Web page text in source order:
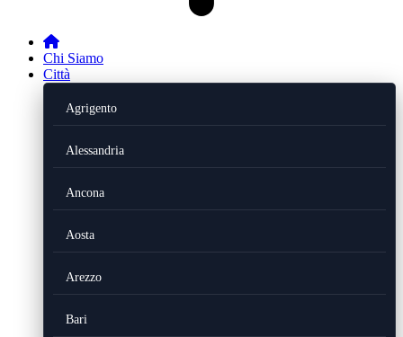
Chi Siamo
Città
Agrigento
Alessandria
Ancona
Aosta
Arezzo
Bari